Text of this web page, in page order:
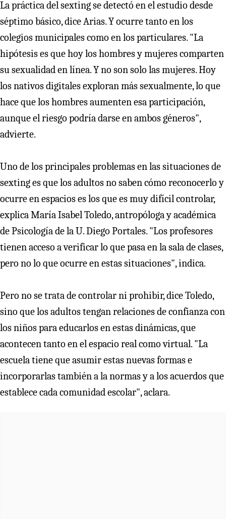
La práctica del sexting se detectó en el estudio desde
séptimo básico, dice Arias. Y ocurre tanto en los
colegios municipales como en los particulares. "La
hipótesis es que hoy los hombres y mujeres comparten
su sexualidad en línea. Y no son solo las mujeres. Hoy
los nativos digitales exploran más sexualmente, lo que
hace que los hombres aumenten esa participación,
aunque el riesgo podría darse en ambos géneros",
advierte.
Uno de los principales problemas en las situaciones de
sexting es que los adultos no saben cómo reconocerlo y
ocurre en espacios es los que es muy difícil controlar,
explica María Isabel Toledo, antropóloga y académica
de Psicología de la U. Diego Portales. "Los profesores
tienen acceso a verificar lo que pasa en la sala de clases,
pero no lo que ocurre en estas situaciones", indica.
Pero no se trata de controlar ni prohibir, dice Toledo,
sino que los adultos tengan relaciones de confianza con
los niños para educarlos en estas dinámicas, que
acontecen tanto en el espacio real como virtual. "La
escuela tiene que asumir estas nuevas formas e
incorporarlas también a la normas y a los acuerdos que
establece cada comunidad escolar", aclara.